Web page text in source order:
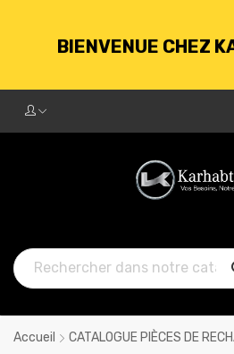
BIENVENUE CHEZ
250DT
Accueil CATALOGUE PIÈCES DE